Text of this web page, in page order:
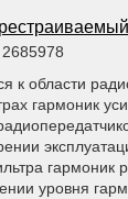
к области
гармоник
гармоник
уровня